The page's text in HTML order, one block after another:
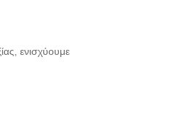
ενισχύουμε